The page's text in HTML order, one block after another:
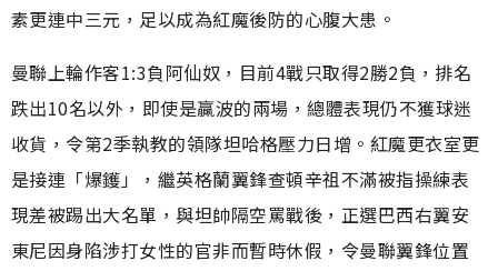
素更連中三元，足以成為紅魔後防的心腹大患。
曼聯上輪作客1:3負阿仙奴，目前4戰只取得2勝2負，排名
跌出10名以外，即使是贏波的兩場，總體表現仍不獲球迷
收貨，令第2季執教的領隊坦哈格壓力日增。紅魔更衣室更
是接連「爆鑊」，繼英格蘭翼鋒查頓辛祖不滿被指操練表
現差被踢出大名單，與坦帥隔空罵戰後，正選巴西右翼安
東尼因身陷涉打女性的官非而暫時休假，令曼聯翼鋒位置